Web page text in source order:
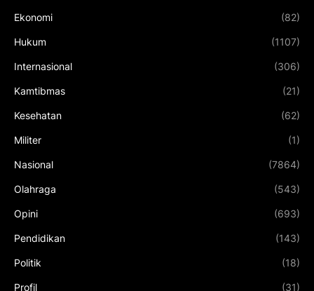
Ekonomi (82)
Hukum (1107)
Internasional (306)
Kamtibmas (21)
Kesehatan (62)
Militer (1)
Nasional (7864)
Olahraga (543)
Opini (693)
Pendidikan (143)
Politik (18)
Profil (31)